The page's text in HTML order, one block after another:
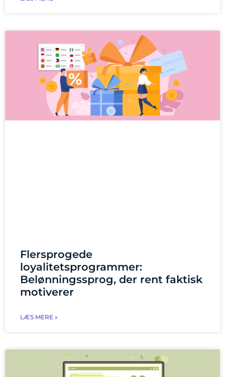
Flersprogede
loyalitetsprogrammer:
Belønningssprog, der rent faktisk
motiverer
LÆS MERE »